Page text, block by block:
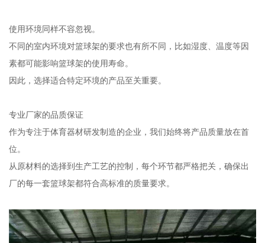
使用环境同样不容忽视。
不同的室内环境对篮球架的要求也有所不同，比如湿度、温度等因
素都可能影响篮球架的使用寿命。
因此，选择适合特定环境的产品至关重要。
专业厂家的品质保证
作为专注于体育器材研发制造的企业，我们始终将产品质量放在首
位。
从原材料的选择到生产工艺的控制，每个环节都严格把关，确保出
厂的每一套篮球架都符合高标准的质量要求。